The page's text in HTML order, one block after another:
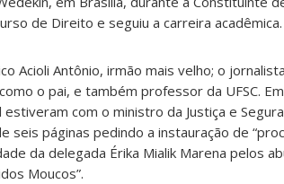
de Direito e seguiu a carreira acadêmica.
Acioli Antônio, irmão mais velho; o
o pai, e também professor da UFSC.
com o ministro da Justiça e
seis páginas pedindo a instauração de
da delegada Érika Mialik Marena pelos
Moucos”.